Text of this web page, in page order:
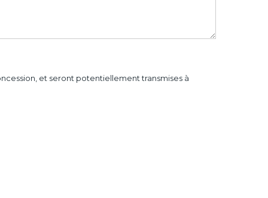
et seront potentiellement transmises à